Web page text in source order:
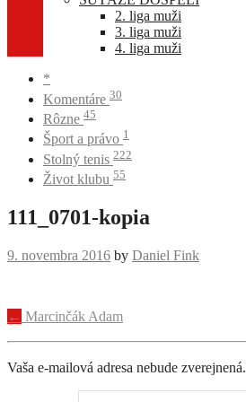
2. liga muži
3. liga muži
4. liga muži
*
Komentáre 30
Rôzne 45
Šport a právo 1
Stolný tenis 222
Život klubu 55
111_0701-kopia
9. novembra 2016 by Daniel Fink
Navigácia
príspevku
← Marcinčák Adam
Vaša e-mailová adresa nebude zverejnená.